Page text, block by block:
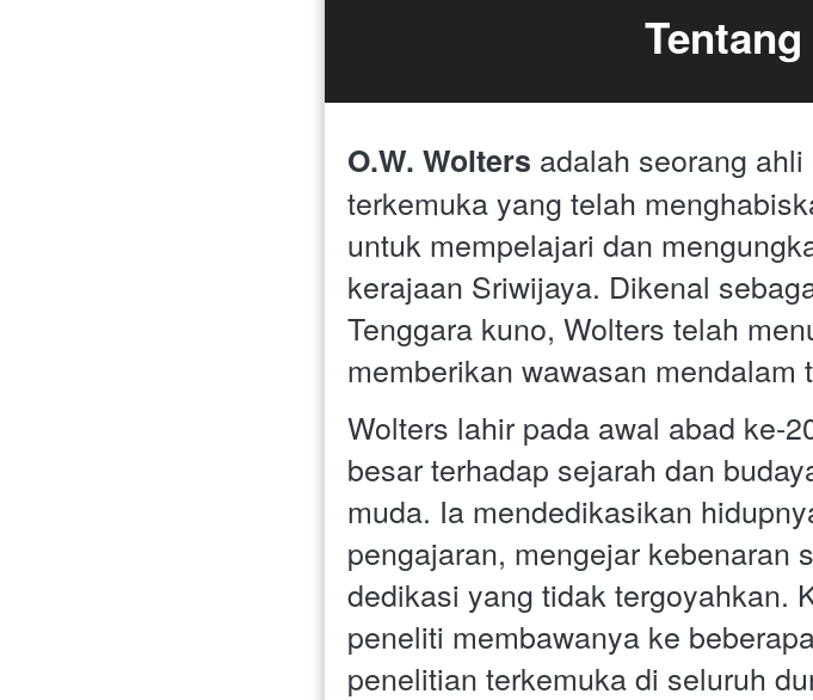
O.W. Wolters adalah seorang
terkemuka yang telah
untuk mempelajari dan
kerajaan Sriwijaya. Dikenal
Tenggara kuno, Wolters telah
memberikan wawasan mendalam
Wolters lahir pada awal abad ke-
besar terhadap sejarah dan
muda. Ia mendedikasikan
pengajaran, mengejar kebenaran
dedikasi yang tidak tergoyahkan.
peneliti membawanya ke
penelitian terkemuka di seluruh